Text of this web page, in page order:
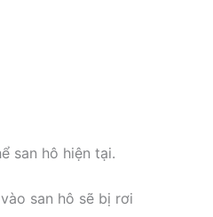
san hô hiện tại.
san hô sẽ bị rơi